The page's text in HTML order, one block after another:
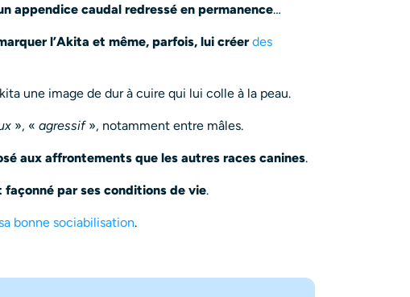
appendice caudal redressé en permanence…
l’Akita et même, parfois, lui créerdes
une image de dur à cuire qui lui colle à la peau.
», « agressif», notamment entre mâles.
aux affrontements que les autres races canines.
par ses conditions de vie.
bonne sociabilisation.